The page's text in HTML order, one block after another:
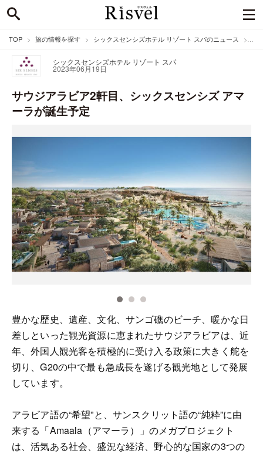
TOP 旅の情報を探す シックスセンシズホテル リゾート スパのニュース
シックスセンシズホテル リゾート スパ
2023年06月19日
サウジアラビア2軒目、シックスセンシズ アマ
ーラが誕生予定
豊かな歴史、遺産、文化、サンゴ礁のビーチ、暖かな日
差しといった観光資源に恵まれたサウジアラビアは、近
年、外国人観光客を積極的に受け入る政策に大きく舵を
切り、G20の中で最も急成長を遂げる観光地として発展
しています。
アラビア語の“希望”と、サンスクリット語の“純粋”に由
来する「Amaala（アマーラ）」のメガプロジェクト
は、活気ある社会、盛況な経済、野心的な国家の3つの